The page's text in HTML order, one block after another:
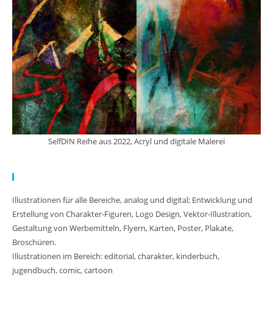
SelfDIN Reihe aus 2022, Acryl und digitale Malerei
Illustrationen für alle Bereiche, analog und digital; Entwicklung und
Erstellung von Charakter-Figuren, Logo Design, Vektor-Illustration,
Gestaltung von Werbemitteln, Flyern, Karten, Poster, Plakate,
Broschüren.
Illustrationen im Bereich: editorial, charakter, kinderbuch,
jugendbuch, comic, cartoon